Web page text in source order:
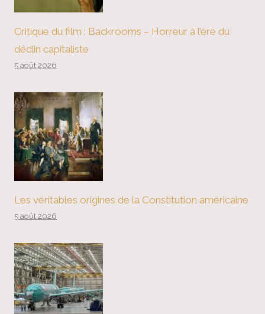
Critique du film : Backrooms – Horreur à l’ère du
déclin capitaliste
5 août 2026
Les véritables origines de la Constitution américaine
5 août 2026